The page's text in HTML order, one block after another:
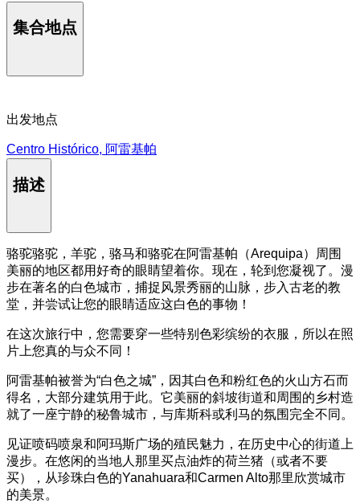
集合地点
出发地点
Centro Histórico, 阿雷基帕
描述
骆驼骆驼，羊驼，骆马和骆驼在阿雷基帕（Arequipa）周围
美丽的地区都用好奇的眼睛望着你。现在，轮到您凝视了。漫
步在著名的白色城市，捕捉风景秀丽的山脉，步入古老的教
堂，并尝试让您的眼睛适应这白色的事物！
在这次旅行中，您需要穿一些特别色彩缤纷的衣服，所以在照
片上您真的与众不同！
阿雷基帕被誉为“白色之城”，因其白色和粉红色的火山方石而
得名，大部分建筑用于此。它美丽的斜坡街道和周围的乡村造
就了一座宁静的秘鲁城市，与库斯科或利马的氛围完全不同。
见证喷码喷泉和阿玛斯广场的殖民魅力，在历史中心的街道上
漫步。在悠闲的当地人那里买点油炸的荷兰猪（或者不要
买），从珍珠白色的Yanahuara和Carmen Alto那里欣赏城市
的美景。